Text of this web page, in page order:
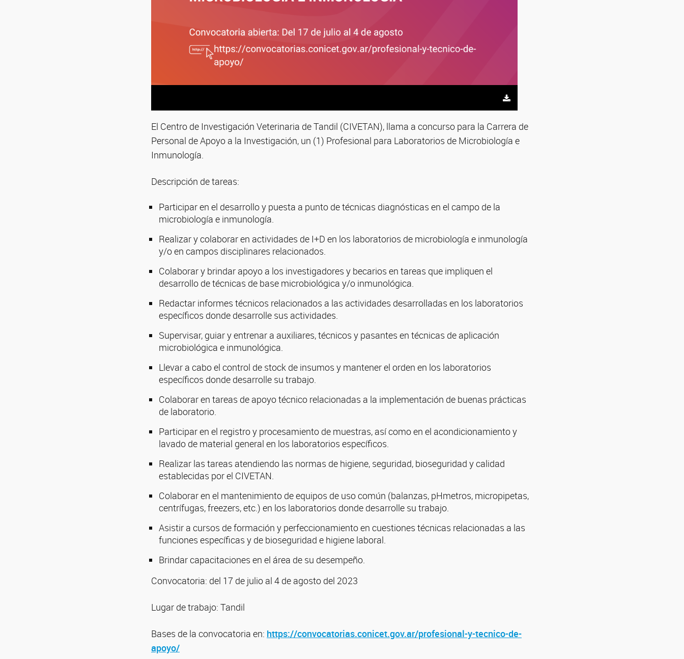
El Centro de Investigación Veterinaria de Tandil (CIVETAN), llama a concurso para la Carrera de
Personal de Apoyo a la Investigación, un (1) Profesional para Laboratorios de Microbiología e
Inmunología.
Descripción de tareas:
Participar en el desarrollo y puesta a punto de técnicas diagnósticas en el campo de la
microbiología e inmunología.
Realizar y colaborar en actividades de I+D en los laboratorios de microbiología e inmunología
y/o en campos disciplinares relacionados.
Colaborar y brindar apoyo a los investigadores y becarios en tareas que impliquen el
desarrollo de técnicas de base microbiológica y/o inmunológica.
Redactar informes técnicos relacionados a las actividades desarrolladas en los laboratorios
específicos donde desarrolle sus actividades.
Supervisar, guiar y entrenar a auxiliares, técnicos y pasantes en técnicas de aplicación
microbiológica e inmunológica.
Llevar a cabo el control de stock de insumos y mantener el orden en los laboratorios
específicos donde desarrolle su trabajo.
Colaborar en tareas de apoyo técnico relacionadas a la implementación de buenas prácticas
de laboratorio.
Participar en el registro y procesamiento de muestras, así como en el acondicionamiento y
lavado de material general en los laboratorios específicos.
Realizar las tareas atendiendo las normas de higiene, seguridad, bioseguridad y calidad
establecidas por el CIVETAN.
Colaborar en el mantenimiento de equipos de uso común (balanzas, pHmetros, micropipetas,
centrífugas, freezers, etc.) en los laboratorios donde desarrolle su trabajo.
Asistir a cursos de formación y perfeccionamiento en cuestiones técnicas relacionadas a las
funciones específicas y de bioseguridad e higiene laboral.
Brindar capacitaciones en el área de su desempeño.
Convocatoria: del 17 de julio al 4 de agosto del 2023
Lugar de trabajo: Tandil
Bases de la convocatoria en: https://convocatorias.conicet.gov.ar/profesional-y-tecnico-de-
apoyo/